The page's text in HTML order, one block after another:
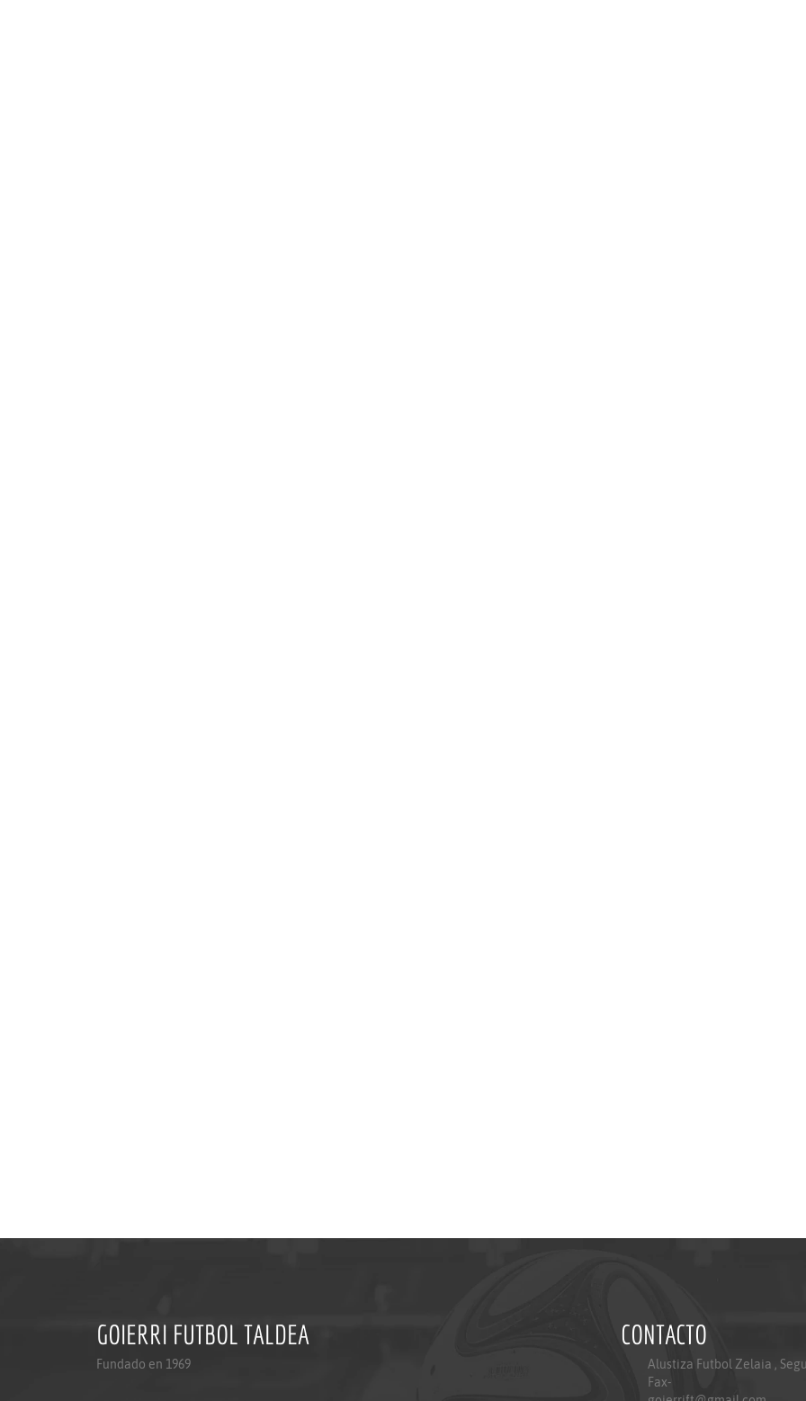
GOIERRI FUTBOL TALDEA
Fundado en 1969
CONTACTO
Alustiza Futbol Zelaia ,
Fax-